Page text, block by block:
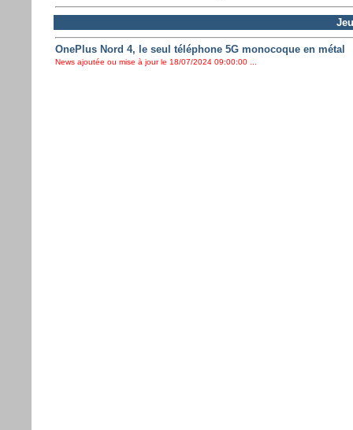
OnePlus Nord 4, le seul téléphone 5G monocoque en métal
News ajoutée ou mise à jour le 18/07/2024 09:00:00 ...